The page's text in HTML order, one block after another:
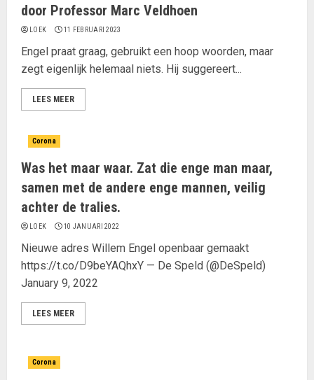
door Professor Marc Veldhoen
LOEK 11 FEBRUARI 2023
Engel praat graag, gebruikt een hoop woorden, maar
zegt eigenlijk helemaal niets. Hij suggereert...
LEES MEER
Corona
Was het maar waar. Zat die enge man maar,
samen met de andere enge mannen, veilig
achter de tralies.
LOEK 10 JANUARI 2022
Nieuwe adres Willem Engel openbaar gemaakt
https://t.co/D9beYAQhxY — De Speld (@DeSpeld)
January 9, 2022
LEES MEER
Corona